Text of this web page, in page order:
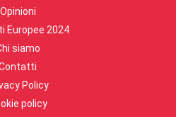
Opinioni
Europee 2024
siamo
Policy
policy